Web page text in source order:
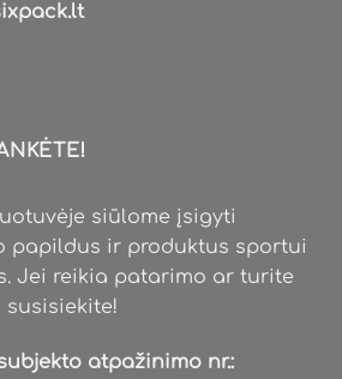
siūlome įsigyti
papildus ir produktus sportui
Jei reikia patarimo ar turite
susisiekite!
atpažinimo nr.: